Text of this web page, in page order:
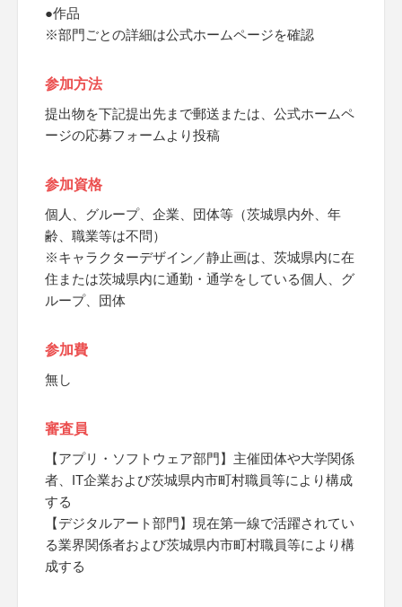
●作品
※部門ごとの詳細は公式ホームページを確認
参加方法
提出物を下記提出先まで郵送または、公式ホームペ
ージの応募フォームより投稿
参加資格
個人、グループ、企業、団体等（茨城県内外、年
齢、職業等は不問）
※キャラクターデザイン／静止画は、茨城県内に在
住または茨城県内に通勤・通学をしている個人、グ
ループ、団体
参加費
無し
審査員
【アプリ・ソフトウェア部門】主催団体や大学関係
者、IT企業および茨城県内市町村職員等により構成
する
【デジタルアート部門】現在第一線で活躍されてい
る業界関係者および茨城県内市町村職員等により構
成する